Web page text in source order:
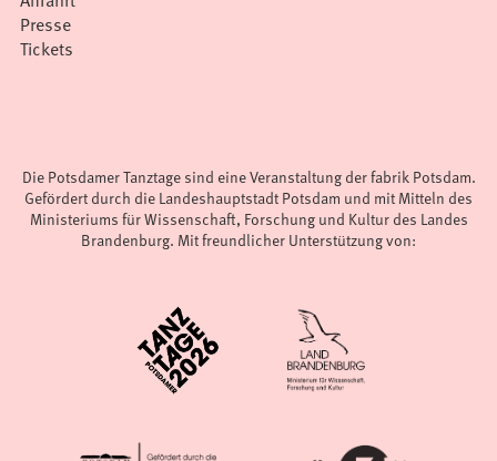
Presse
Tickets
Die Potsdamer Tanztage sind eine Veranstaltung der fabrik Potsdam.
Gefördert durch die Landeshauptstadt Potsdam und mit Mitteln des
Ministeriums für Wissenschaft, Forschung und Kultur des Landes
Brandenburg. Mit freundlicher Unterstützung von: